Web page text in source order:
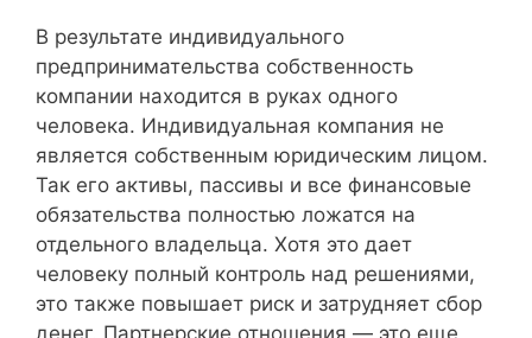
В результате индивидуального
предпринимательства собственность
компании находится в руках одного
человека. Индивидуальная компания не
является собственным юридическим лицом.
Так его активы, пассивы и все финансовые
обязательства полностью ложатся на
отдельного владельца. Хотя это дает
человеку полный контроль над решениями,
это также повышает риск и затрудняет сбор
денег. Партнерские отношения — это еще